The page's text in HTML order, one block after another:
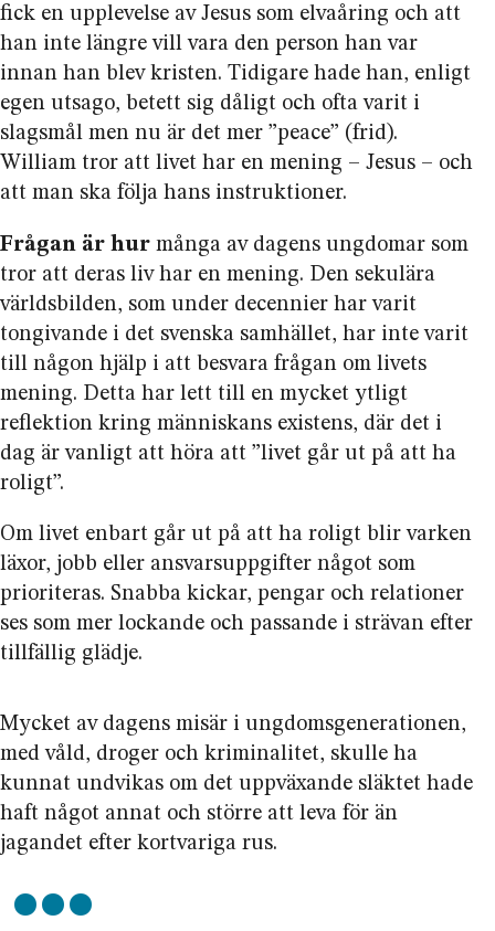
fick en upplevelse av Jesus som elvaåring och att
han inte längre vill vara den person han var
innan han blev kristen. Tidigare hade han, enligt
egen utsago, betett sig dåligt och ofta varit i
slagsmål men nu är det mer ”peace” (frid).
William tror att livet har en mening – Jesus – och
att man ska följa hans instruktioner.
Frågan är hur många av dagens ungdomar som
tror att deras liv har en mening. Den sekulära
världsbilden, som under decennier har varit
tongivande i det svenska samhället, har inte varit
till någon hjälp i att besvara frågan om livets
mening. Detta har lett till en mycket ytligt
reflektion kring människans existens, där det i
dag är vanligt att höra att ”livet går ut på att ha
roligt”.
Om livet enbart går ut på att ha roligt blir varken
läxor, jobb eller ansvarsuppgifter något som
prioriteras. Snabba kickar, pengar och relationer
ses som mer lockande och passande i strävan efter
tillfällig glädje.
Mycket av dagens misär i ungdomsgenerationen,
med våld, droger och kriminalitet, skulle ha
kunnat undvikas om det uppväxande släktet hade
haft något annat och större att leva för än
jagandet efter kortvariga rus.